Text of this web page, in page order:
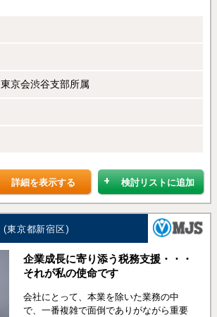
東京会渋谷支部所属
検討リストに追加
詳細を表示する
(東京都新宿区)
企業成長に寄り添う税務支援・・・
それが私の使命です
会社にとって、本業を除いた業務の中
で、一番複雑で面倒でありがながら重要